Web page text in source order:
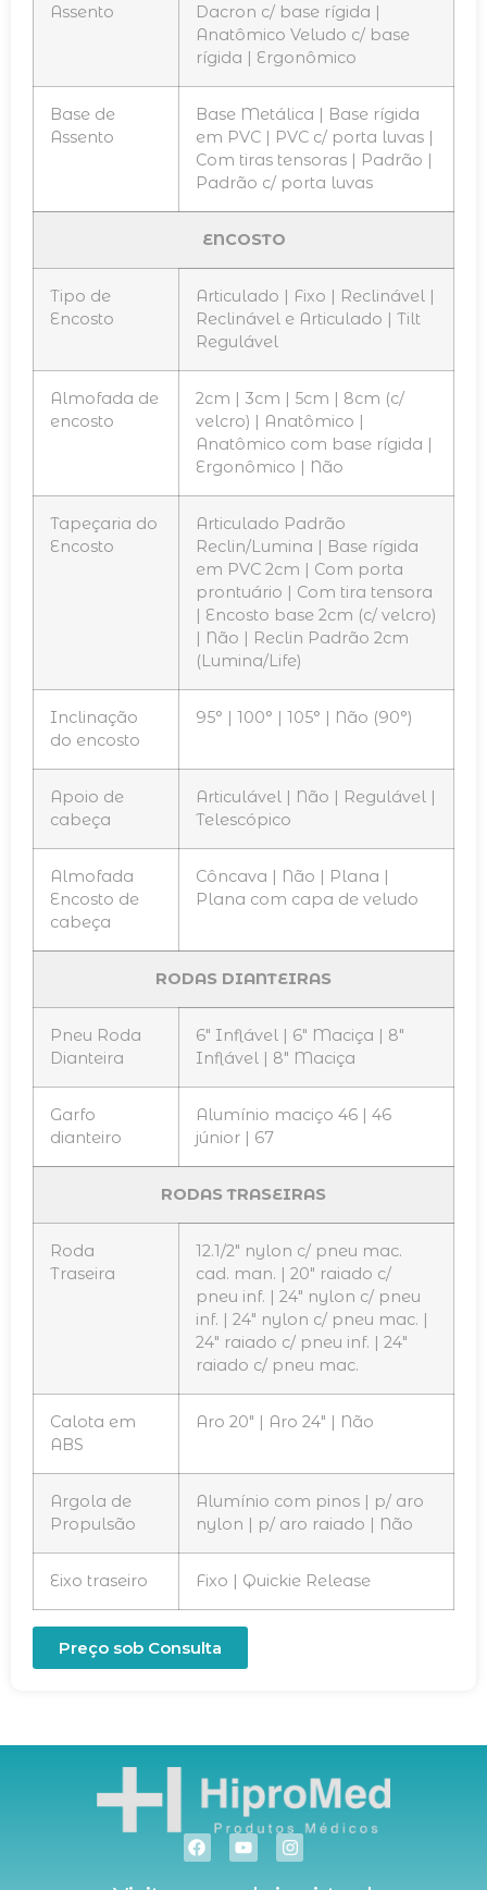
Assento
Dacron c/ base rígida |
Anatômico Veludo c/ base
rígida | Ergonômico
Base de
Assento
Base Metálica | Base rígida
em PVC | PVC c/ porta luvas |
Com tiras tensoras | Padrão |
Padrão c/ porta luvas
ENCOSTO
Tipo de
Encosto
Articulado | Fixo | Reclinável |
Reclinável e Articulado | Tilt
Regulável
Almofada de
encosto
2cm | 3cm | 5cm | 8cm (c/
velcro) | Anatômico |
Anatômico com base rígida |
Ergonômico | Não
Tapeçaria do
Encosto
Articulado Padrão
Reclin/Lumina | Base rígida
em PVC 2cm | Com porta
prontuário | Com tira tensora
| Encosto base 2cm (c/ velcro)
| Não | Reclin Padrão 2cm
(Lumina/Life)
Inclinação
do encosto
95° | 100° | 105° | Não (90°)
Apoio de
cabeça
Articulável | Não | Regulável |
Telescópico
Almofada
Encosto de
cabeça
Côncava | Não | Plana |
Plana com capa de veludo
RODAS DIANTEIRAS
Pneu Roda
Dianteira
6″ Inflável | 6″ Maciça | 8″
Inflável | 8″ Maciça
Garfo
dianteiro
Alumínio maciço 46 | 46
júnior | 67
RODAS TRASEIRAS
Roda
Traseira
12.1/2″ nylon c/ pneu mac.
cad. man. | 20″ raiado c/
pneu inf. | 24″ nylon c/ pneu
inf. | 24″ nylon c/ pneu mac. |
24″ raiado c/ pneu inf. | 24″
raiado c/ pneu mac.
Calota em
ABS
Aro 20″ | Aro 24″ | Não
Argola de
Propulsão
Alumínio com pinos | p/ aro
nylon | p/ aro raiado | Não
Eixo traseiro Fixo | Quickie Release
Preço sob Consulta